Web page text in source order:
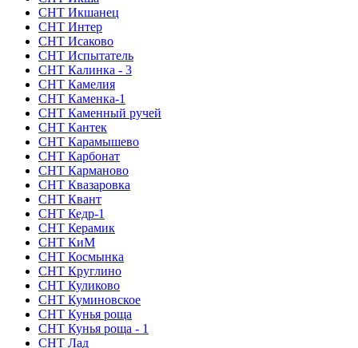
СНТ Икшанец
СНТ Интер
СНТ Исаково
СНТ Испытатель
СНТ Калинка - 3
СНТ Камелия
СНТ Каменка-1
СНТ Каменный ручей
СНТ Кантек
СНТ Карамышево
СНТ Карбонат
СНТ Карманово
СНТ Квазаровка
СНТ Квант
СНТ Кедр-1
СНТ Керамик
СНТ КиМ
СНТ Космынка
СНТ Круглино
СНТ Куликово
СНТ Куминовское
СНТ Кунья роща
СНТ Кунья роща - 1
СНТ Лад